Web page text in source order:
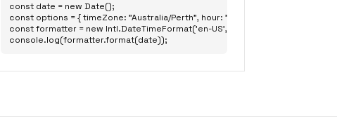
const date = new Date();
const options = { timeZone: "Australia/Perth", hour: "2-digit", minute: "2-digit" };
const formatter = new Intl.DateTimeFormat('en-US', options);
console.log(formatter.format(date));